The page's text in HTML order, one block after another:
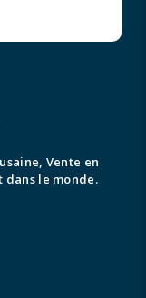
Vente en
le monde.